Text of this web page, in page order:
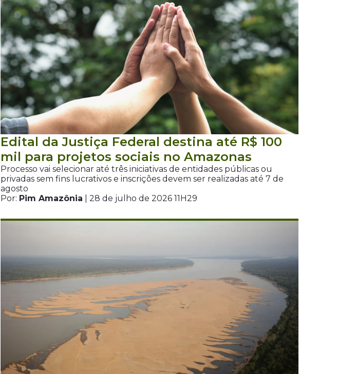
Edital da Justiça Federal destina até R$ 100
mil para projetos sociais no Amazonas
Processo vai selecionar até três iniciativas de entidades públicas ou
privadas sem fins lucrativos e inscrições devem ser realizadas até 7 de
agosto
Por: Pim Amazônia | 28 de julho de 2026 11H29